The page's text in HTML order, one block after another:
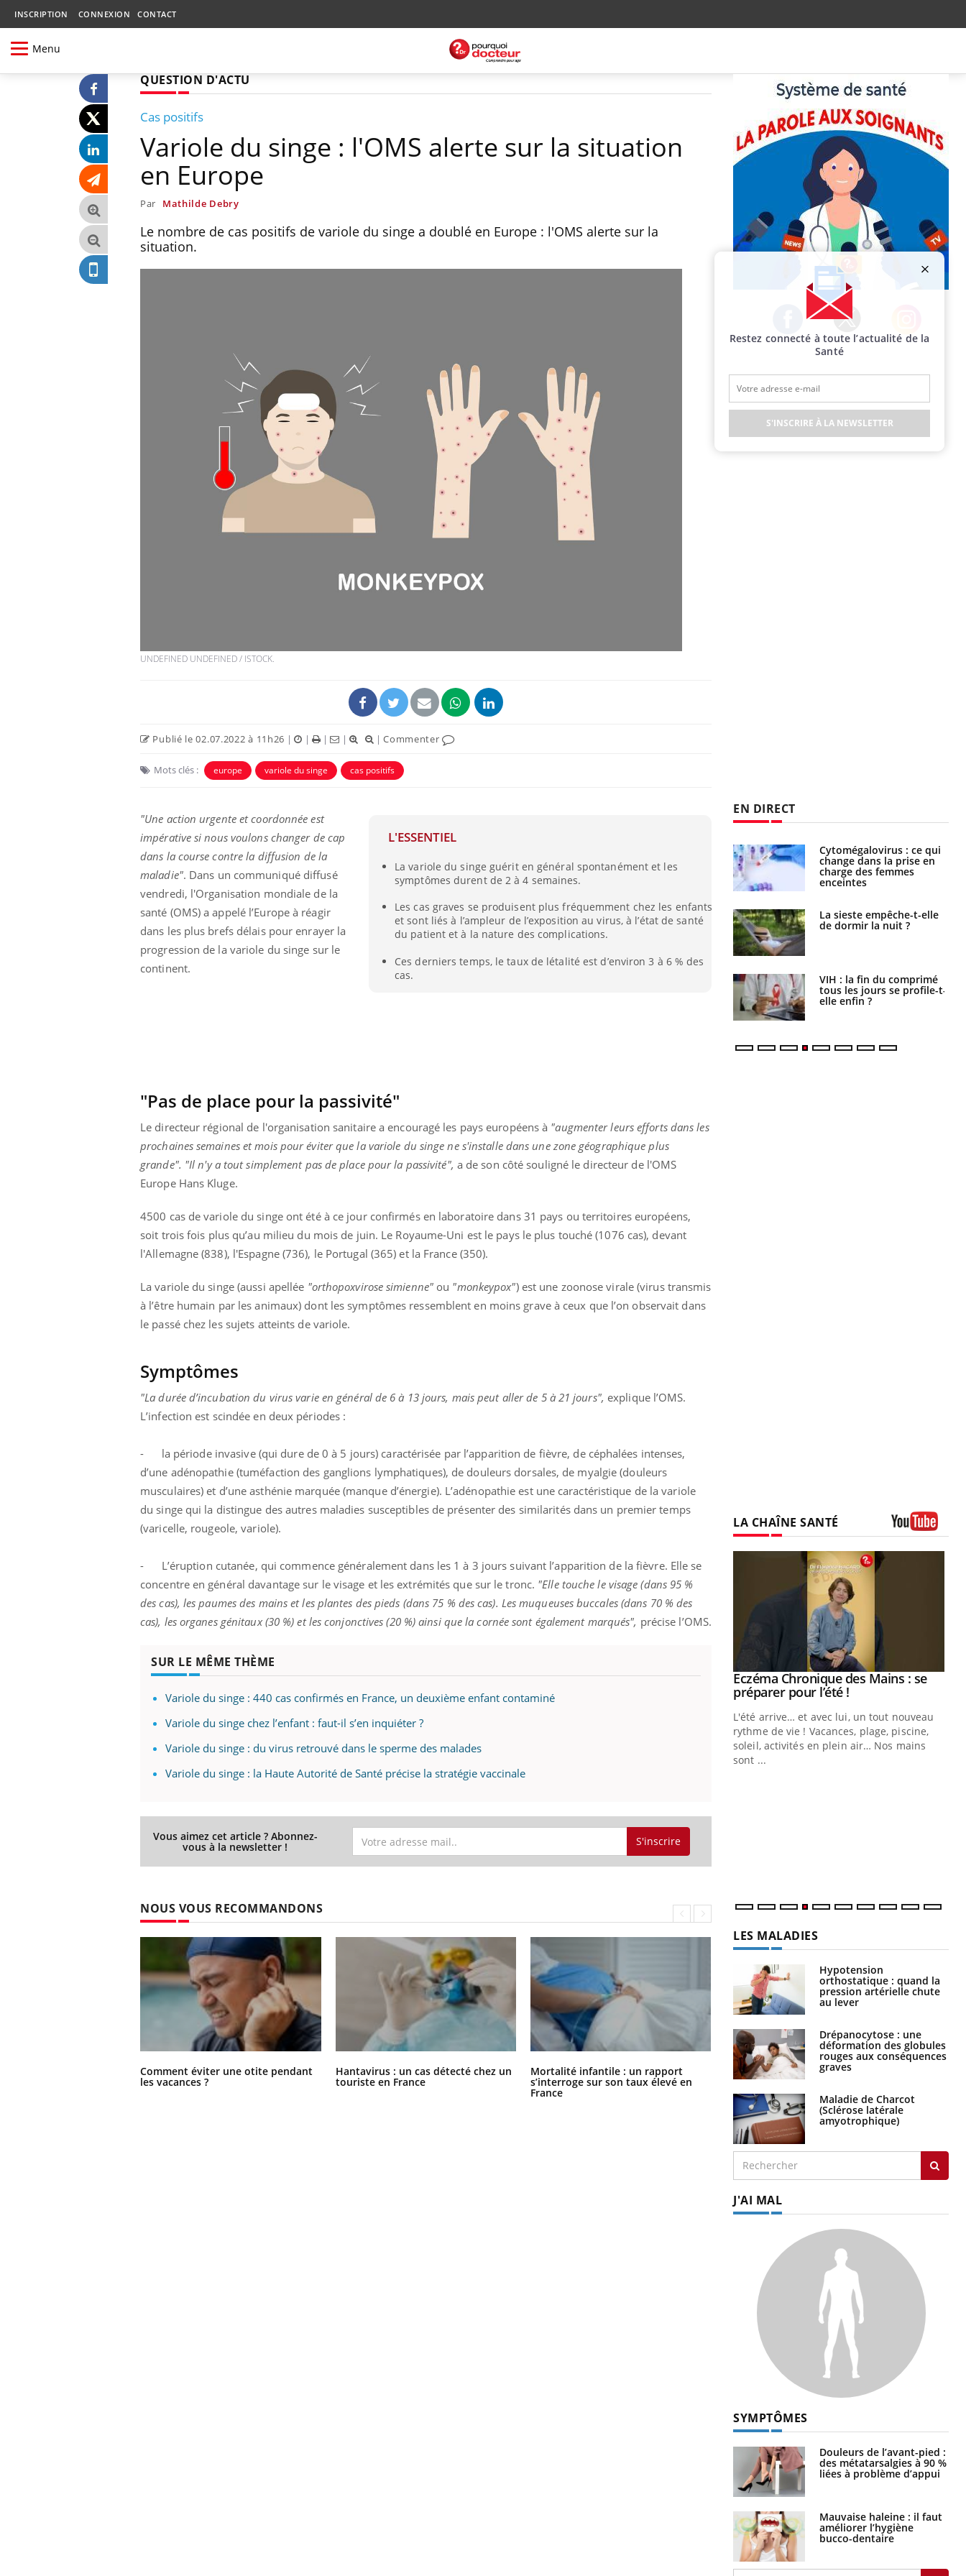
INSCRIPTION CONNEXION CONTACT
Menu
QUESTION D'ACTU
Cas positifs
Variole du singe : l'OMS alerte sur la situation
en Europe
Par Mathilde Debry
Le nombre de cas positifs de variole du singe a doublé en Europe : l'OMS alerte sur la
situation.
UNDEFINED UNDEFINED / ISTOCK.
Publié le 02.07.2022 à 11h26 | | | | |Commenter
Mots clés : europe variole du singe cas positifs
L'ESSENTIEL
La variole du singe guérit en général spontanément et les
symptômes durent de 2 à 4 semaines.
Les cas graves se produisent plus fréquemment chez les enfants
et sont liés à l’ampleur de l’exposition au virus, à l’état de santé
du patient et à la nature des complications.
Ces derniers temps, le taux de létalité est d’environ 3 à 6 % des
cas.
"Une action urgente et coordonnée est
impérative si nous voulons changer de cap
dans la course contre la diffusion de la
maladie". Dans un communiqué diffusé
vendredi, l'Organisation mondiale de la
santé (OMS) a appelé l’Europe à réagir
dans les plus brefs délais pour enrayer la
progression de la variole du singe sur le
continent.
"Pas de place pour la passivité"
Le directeur régional de l'organisation sanitaire a encouragé les pays européens à "augmenter leurs efforts dans les
prochaines semaines et mois pour éviter que la variole du singe ne s'installe dans une zone géographique plus
grande". "Il n'y a tout simplement pas de place pour la passivité", a de son côté souligné le directeur de l'OMS
Europe Hans Kluge.
4500 cas de variole du singe ont été à ce jour confirmés en laboratoire dans 31 pays ou territoires européens,
soit trois fois plus qu’au milieu du mois de juin. Le Royaume-Uni est le pays le plus touché (1076 cas), devant
l'Allemagne (838), l'Espagne (736), le Portugal (365) et la France (350).
La variole du singe (aussi apellée "orthopoxvirose simienne" ou "monkeypox") est une zoonose virale (virus transmis
à l’être humain par les animaux) dont les symptômes ressemblent en moins grave à ceux que l’on observait dans
le passé chez les sujets atteints de variole.
Symptômes
"La durée d’incubation du virus varie en général de 6 à 13 jours, mais peut aller de 5 à 21 jours", explique l’OMS.
L’infection est scindée en deux périodes :
- la période invasive (qui dure de 0 à 5 jours) caractérisée par l’apparition de fièvre, de céphalées intenses,
d’une adénopathie (tuméfaction des ganglions lymphatiques), de douleurs dorsales, de myalgie (douleurs
musculaires) et d’une asthénie marquée (manque d’énergie). L’adénopathie est une caractéristique de la variole
du singe qui la distingue des autres maladies susceptibles de présenter des similarités dans un premier temps
(varicelle, rougeole, variole).
- L’éruption cutanée, qui commence généralement dans les 1 à 3 jours suivant l’apparition de la fièvre. Elle se
concentre en général davantage sur le visage et les extrémités que sur le tronc. "Elle touche le visage (dans 95 %
des cas), les paumes des mains et les plantes des pieds (dans 75 % des cas). Les muqueuses buccales (dans 70 % des
cas), les organes génitaux (30 %) et les conjonctives (20 %) ainsi que la cornée sont également marqués", précise l’OMS.
SUR LE MÊME THÈME
Variole du singe : 440 cas confirmés en France, un deuxième enfant contaminé
Variole du singe chez l’enfant : faut-il s’en inquiéter ?
Variole du singe : du virus retrouvé dans le sperme des malades
Variole du singe : la Haute Autorité de Santé précise la stratégie vaccinale
Vous aimez cet article ? Abonnez-
vous à la newsletter ! S'inscrire
NOUS VOUS RECOMMANDONS
Comment éviter une otite pendant
les vacances ?
Hantavirus : un cas détecté chez un
touriste en France
Mortalité infantile : un rapport
s’interroge sur son taux élevé en
France
Grossesse à risque : ce jus naturel
attire l'attention des chercheurs
Facebook Twitter Instagram
EN DIRECT
Comment éviter une otite
pendant les vacances ?
Hantavirus : un cas
détecté chez un touriste
en France
naturel attire l'attention
des chercheurs
Comment oublier les
écrans en vacances ?
Toujours connectés :
stratégie simple aurait
changé la donne au Pays
Chikungunya, dengue,
West Nile : que se passe-
t-il dans le sud de la
Cytomégalovirus : ce qui
change dans la prise en
charge des femmes
enceintes
La sieste empêche-t-elle
de dormir la nuit ?
VIH : la fin du comprimé
tous les jours se profile-t-
elle enfin ?
LA CHAÎNE SANTÉ
Eczéma Chronique des Mains :
expliquer ma maladie Youtube
Il y a des sujets qui sont faciles à aborder...
d'autres non ! D'un côté, poser des
questions sur la maladie d'un proche c'est
Youtube
Carence en fer : comprendre pour
prévenir Youtube
Fatigue, irritabilité, brouillard mental ou
même alopécie… Les symptômes de la
carence en fer sont multiples ce qui la rend
Youtube
Insuline & Charge mentale : et si on
osait en parler??
Youtube
Eczéma Chronique des Mains : se
préparer pour l’été !Youtube
L'été arrive… et avec lui, un tout nouveau
rythme de vie ! Vacances, plage, piscine,
soleil, activités en plein air… Nos mains
sont ...
LES MALADIES
Hypotension
orthostatique : quand la
pression artérielle chute
au lever
Drépanocytose : une
déformation des globules
rouges aux conséquences
graves
Maladie de Charcot
(Sclérose latérale
amyotrophique)
J'AI MAL
SYMPTÔMES
Douleurs de l’avant-pied :
des métatarsalgies à 90 %
liées à problème d’appui
Mauvaise haleine : il faut
améliorer l’hygiène
bucco-dentaire
Restez connecté à toute l’actualité de la
Santé
S'INSCRIRE À LA NEWSLETTER